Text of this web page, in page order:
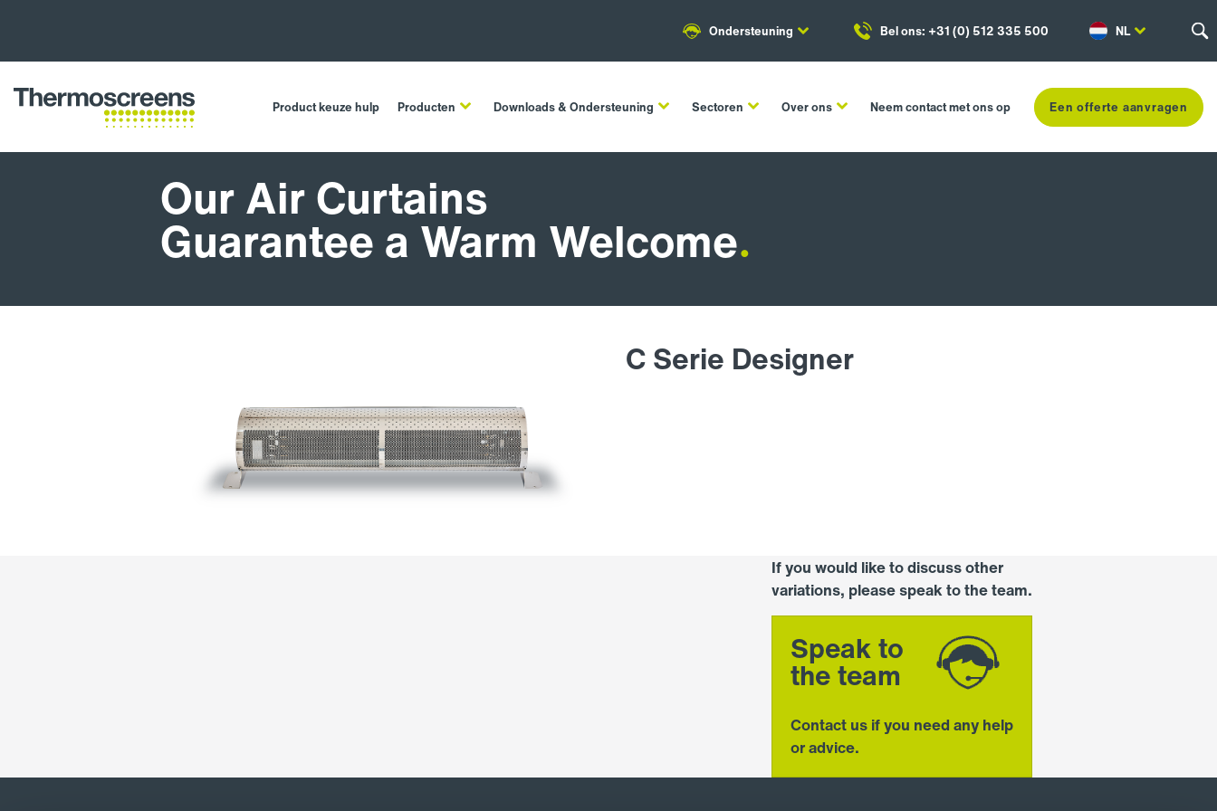
Ondersteuning Bel ons: +31 (0) 512 335 500 NL
Product keuze hulp Producten Downloads & Ondersteuning Sectoren Over ons Neem contact met ons op Een offerte aanvragen
Our Air Curtains
Guarantee a Warm Welcome.
C Serie Designer
If you would like to discuss other
variations, please speak to the team.
Speak to
the team
Contact us if you need any help
or advice.